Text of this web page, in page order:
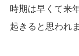
時期は早くて来
起きると思われ